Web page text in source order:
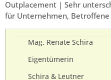
Outplacement | Sehr
für Unternehmen,
Mag. Renate Schira
Eigentümerin
Schira & Leutner